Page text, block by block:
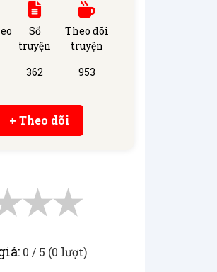
Số
truyện
362
Theo dõi
truyện
953
+ Theo dõi
★
★
0 / 5 (0 lượt)